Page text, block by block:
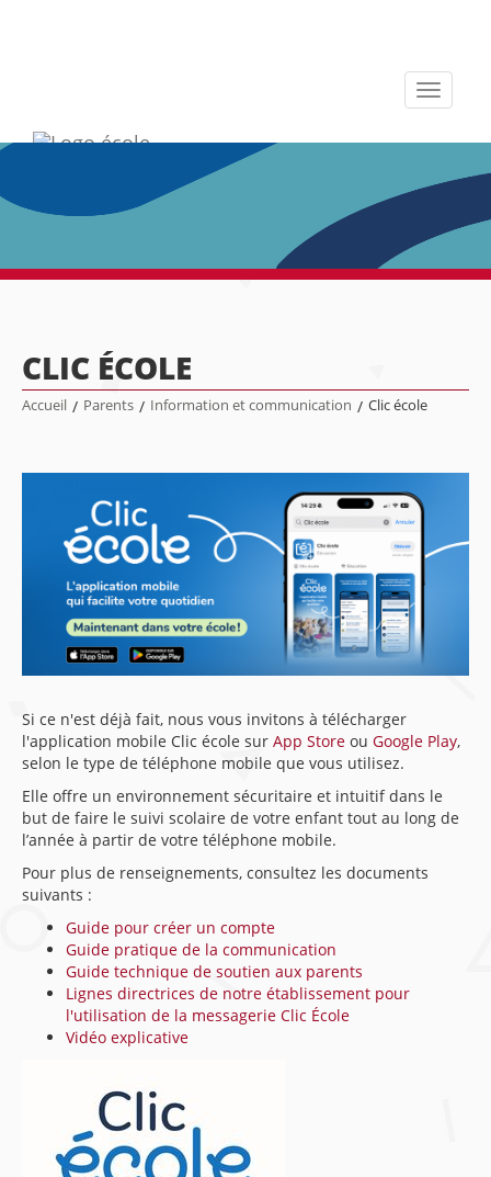
Toggle
CLIC ÉCOLE
Accueil / Parents / Information et communication / Clic école
Si ce n'est déjà fait, nous vous invitons à télécharger
l'application mobile Clic école sur App Store ou Google Play,
selon le type de téléphone mobile que vous utilisez.
Elle offre un environnement sécuritaire et intuitif dans le
but de faire le suivi scolaire de votre enfant tout au long de
l’année à partir de votre téléphone mobile.
Pour plus de renseignements, consultez les documents
suivants :
Guide pour créer un compte
Guide pratique de la communication
Guide technique de soutien aux parents
Lignes directrices de notre établissement pour
l'utilisation de la messagerie Clic École
Vidéo explicative